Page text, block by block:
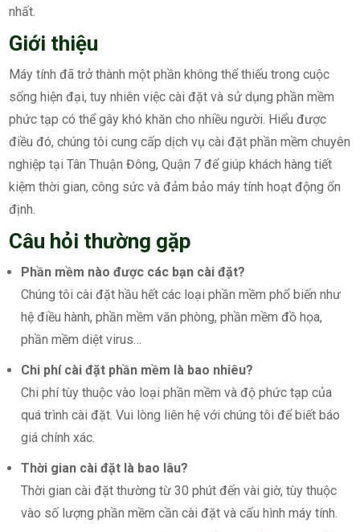
nhất.
Giới thiệu
Máy tính đã trở thành một phần không thể thiếu trong cuộc
sống hiện đại, tuy nhiên việc cài đặt và sử dụng phần mềm
phức tạp có thể gây khó khăn cho nhiều người. Hiểu được
điều đó, chúng tôi cung cấp dịch vụ cài đặt phần mềm chuyên
nghiệp tại Tân Thuận Đông, Quận 7 để giúp khách hàng tiết
kiệm thời gian, công sức và đảm bảo máy tính hoạt động ổn
định.
Câu hỏi thường gặp
Phần mềm nào được các bạn cài đặt?
Chúng tôi cài đặt hầu hết các loại phần mềm phổ biến như
hệ điều hành, phần mềm văn phòng, phần mềm đồ họa,
phần mềm diệt virus…
Chi phí cài đặt phần mềm là bao nhiêu?
Chi phí tùy thuộc vào loại phần mềm và độ phức tạp của
quá trình cài đặt. Vui lòng liên hệ với chúng tôi để biết báo
giá chính xác.
Thời gian cài đặt là bao lâu?
Thời gian cài đặt thường từ 30 phút đến vài giờ, tùy thuộc
vào số lượng phần mềm cần cài đặt và cấu hình máy tính.